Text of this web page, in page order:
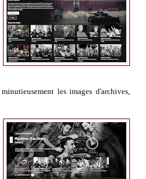
les images d'archives,